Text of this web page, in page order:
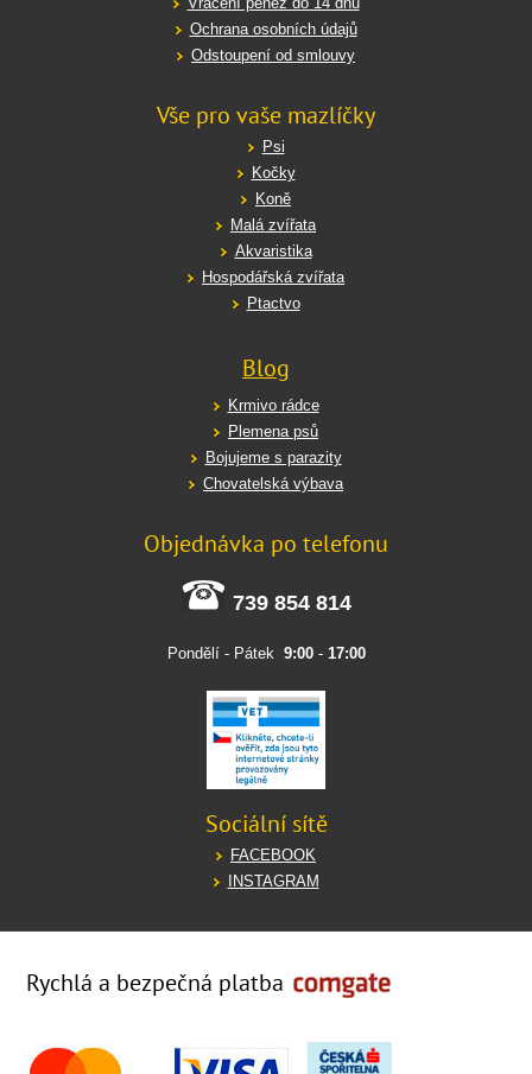
Ochrana osobních údajů
Odstoupení od smlouvy
Vše pro vaše mazlíčky
Psi
Kočky
Koně
Malá zvířata
Akvaristika
Hospodářská zvířata
Ptactvo
Blog
Krmivo rádce
Plemena psů
Bojujeme s parazity
Chovatelská výbava
Objednávka po telefonu
739 854 814
Pondělí - Pátek 9:00- 17:00
Sociální sítě
FACEBOOK
INSTAGRAM
Rychlá a bezpečná platba